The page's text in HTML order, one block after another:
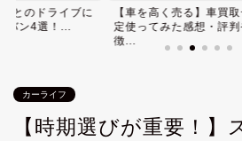
とのドライブに
バン4選！...
【車を高く売る】車買
定使ってみた感想・評
徴...
カーライフ
【時期選びが重要！】